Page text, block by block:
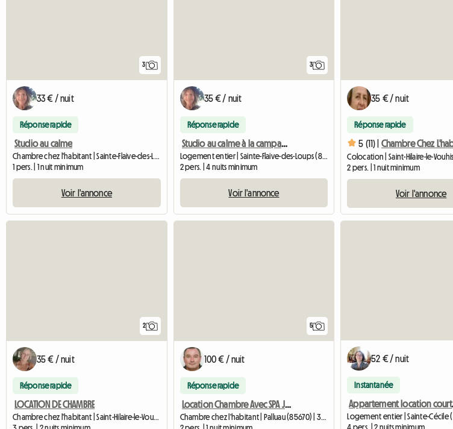
3
33 € / nuit
Réponse rapide
Studio au calme
1 pers. | 1 nuit minimum
Voir l'annonce
3
35 € / nuit
Réponse rapide
Studio au calme à la campagne
Logement entier | Sainte-Flaive-des-Loups (85150) | 25 M2
2 pers. | 4 nuits minimum
Voir l'annonce
35 € / nuit
Réponse rapide
5 (11) |
2 pers. | 1 nuit minimum
Voir l'annonce
2
35 € / nuit
Réponse rapide
LOCATION DE CHAMBRE
Chambre chez l'habitant | Saint-Hilaire-le-Vouhis (85480)
5
100 € / nuit
Réponse rapide
Location Chambre Avec SPA Jacuzzi Pour Moment Détente
Chambre chez l'habitant | Palluau (85670) | 35 M2
52 € / nuit
Instantanée
4 pers. | 2 nuits minimum